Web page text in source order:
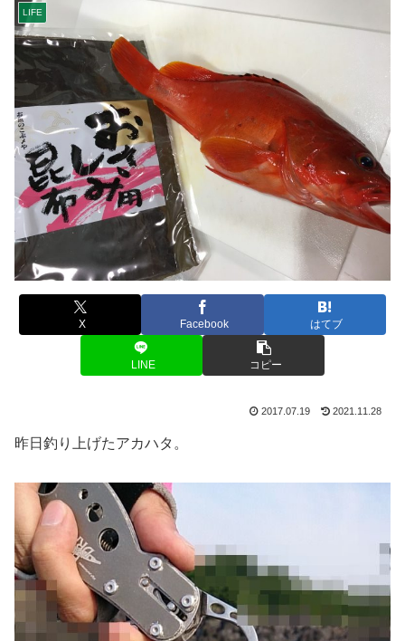
LIFE
X Facebook はてブ
LINE コピー
2017.07.19 2021.11.28
昨日釣り上げたアカハタ。